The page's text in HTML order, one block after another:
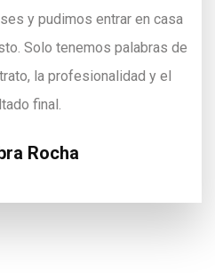
y pudimos entrar en casa
Solo tenemos palabras de
la profesionalidad y el
final.
Rocha